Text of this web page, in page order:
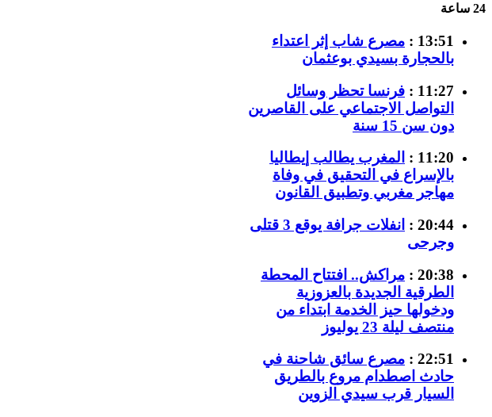
24 ساعة
13:51 :
مصرع شاب إثر اعتداء
بالحجارة بسيدي بوعثمان
11:27 :
فرنسا تحظر وسائل
التواصل الاجتماعي على القاصرين
دون سن 15 سنة
11:20 :
المغرب يطالب إيطاليا
بالإسراع في التحقيق في وفاة
مهاجر مغربي وتطبيق القانون
20:44 :
انفلات جرافة يوقع 3 قتلى
وجرحى
20:38 :
مراكش.. افتتاح المحطة
الطرقية الجديدة بالعزوزية
ودخولها حيز الخدمة ابتداء من
منتصف ليلة 23 يوليوز
22:51 :
مصرع سائق شاحنة في
حادث اصطدام مروع بالطريق
السيار قرب سيدي الزوين